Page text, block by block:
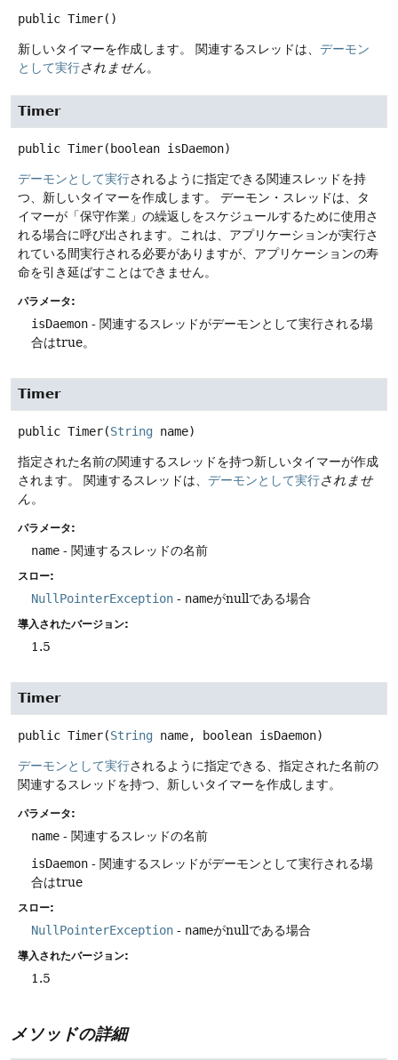
public Timer()
新しいタイマーを作成します。 関連するスレッドは、 デーモン
として実行されません。
Timer
public Timer(boolean isDaemon)
デーモンとして実行されるように指定できる関連スレッドを持
つ、新しいタイマーを作成します。
デーモン・スレッドは、タ
イマーが「保守作業」の繰返しをスケジュールするために使用さ
れる場合に呼び出されます。これは、アプリケーションが実行さ
れている間実行される必要がありますが、アプリケーションの寿
命を引き延ばすことはできません。
パラメータ:
isDaemon - 関連するスレッドがデーモンとして実行される場
合はtrue。
Timer
public Timer(String name)
指定された名前の関連するスレッドを持つ新しいタイマーが作成
されます。
関連するスレッドは、 デーモンとして実行されませ
ん。
パラメータ:
name - 関連するスレッドの名前
スロー:
NullPointerException - nameがnullである場合
導入されたバージョン:
1.5
Timer
public Timer(String name, boolean isDaemon)
デーモンとして実行されるように指定できる、指定された名前の
関連するスレッドを持つ、新しいタイマーを作成します。
パラメータ:
name - 関連するスレッドの名前
isDaemon - 関連するスレッドがデーモンとして実行される場
合はtrue
スロー:
NullPointerException - nameがnullである場合
導入されたバージョン:
1.5
メソッドの詳細